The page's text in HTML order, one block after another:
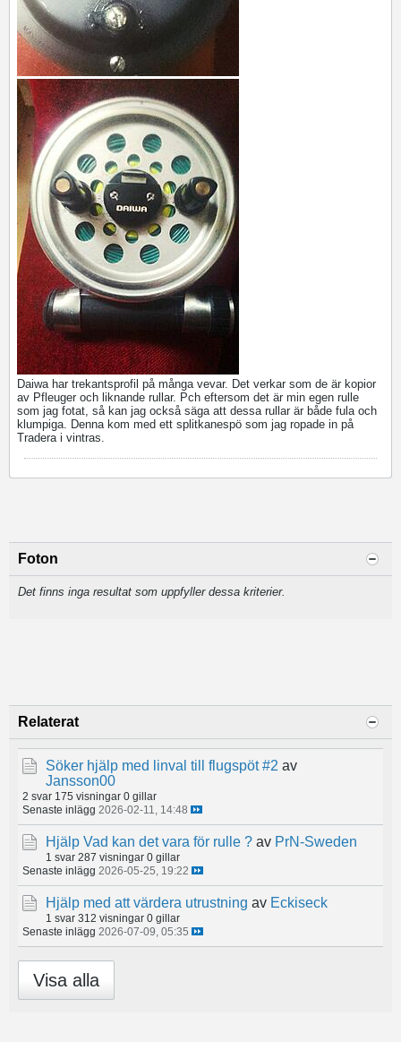
Daiwa har trekantsprofil på många vevar. Det verkar som de är kopior
av Pfleuger och liknande rullar. Pch eftersom det är min egen rulle
som jag fotat, så kan jag också säga att dessa rullar är både fula och
klumpiga. Denna kom med ett splitkanespö som jag ropade in på
Tradera i vintras.
Foton
Det finns inga resultat som uppfyller dessa kriterier.
Relaterat
Söker hjälp med linval till flugspöt #2 av
Jansson00
2 svar 175 visningar 0 gillar
Senaste inlägg 2026-02-11, 14:48
Hjälp Vad kan det vara för rulle ? av PrN-Sweden
1 svar 287 visningar 0 gillar
Senaste inlägg 2026-05-25, 19:22
Hjälp med att värdera utrustning av Eckiseck
1 svar 312 visningar 0 gillar
Senaste inlägg 2026-07-09, 05:35
Visa alla